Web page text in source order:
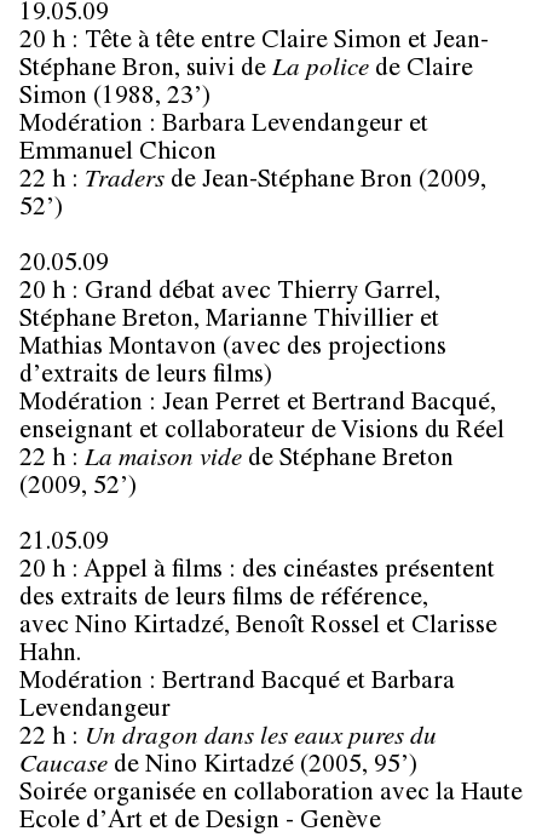
19.05.09
20 h : Tête à tête entre Claire Simon et Jean-
Stéphane Bron, suivi de La police de Claire
Simon (1988, 23’)
Modération : Barbara Levendangeur et
Emmanuel Chicon
22 h : Traders de Jean-Stéphane Bron (2009,
52’)
20.05.09
20 h : Grand débat avec Thierry Garrel,
Stéphane Breton, Marianne Thivillier et
Mathias Montavon (avec des projections
d’extraits de leurs films)
Modération : Jean Perret et Bertrand Bacqué,
enseignant et collaborateur de Visions du Réel
22 h : La maison vide de Stéphane Breton
(2009, 52’)
21.05.09
20 h : Appel à films : des cinéastes présentent
des extraits de leurs films de référence,
avec Nino Kirtadzé, Benoît Rossel et Clarisse
Hahn.
Modération : Bertrand Bacqué et Barbara
Levendangeur
22 h : Un dragon dans les eaux pures du
Caucase de Nino Kirtadzé (2005, 95’)
Soirée organisée en collaboration avec la Haute
Ecole d’Art et de Design - Genève